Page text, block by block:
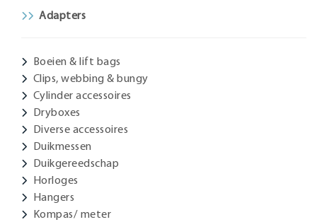
Adapters
Boeien & lift bags
Clips, webbing & bungy
Cylinder accessoires
Dryboxes
Diverse accessoires
Duikmessen
Duikgereedschap
Horloges
Hangers
Kompas/ meter